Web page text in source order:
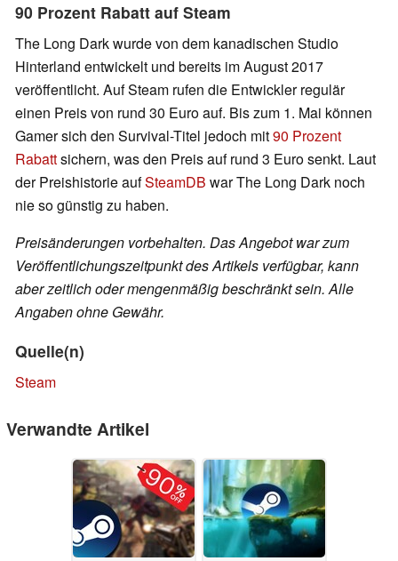
90 Prozent Rabatt auf Steam
The Long Dark wurde von dem kanadischen Studio
Hinterland entwickelt und bereits im August 2017
veröffentlicht. Auf Steam rufen die Entwickler regulär
einen Preis von rund 30 Euro auf. Bis zum 1. Mai können
Gamer sich den Survival-Titel jedoch mit90 Prozent
Rabattsichern, was den Preis auf rund 3 Euro senkt. Laut
der Preishistorie aufSteamDB war The Long Dark noch
nie so günstig zu haben.
Preisänderungen vorbehalten. Das Angebot war zum
Veröffentlichungszeitpunkt des Artikels verfügbar, kann
aber zeitlich oder mengenmäßig beschränkt sein. Alle
Angaben ohne Gewähr.
Quelle(n)
Steam
Verwandte Artikel